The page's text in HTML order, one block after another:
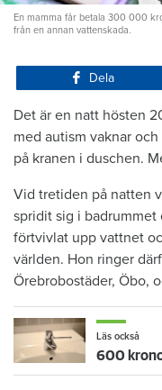
En mamma får betala 300 000
från en annan vattenskada.
Dela
Det är en natt hösten
med autism vaknar
på kranen i duschen.
Vid tretiden på natten
spridit sig i badrummet
förtvivlat upp vattnet
världen. Hon ringer
Örebrobostäder, Öbo,
Läs också